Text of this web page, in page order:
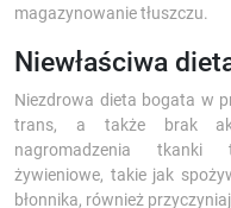
magazynowanie tłuszczu.
Niewłaściwa
Niezdrowa dieta bogata w
trans, a także brak
nagromadzenia tkanki
żywieniowe, takie jak
błonnika, również